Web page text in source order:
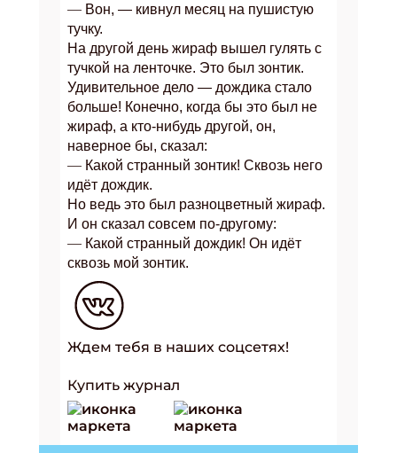
— Вон, — кивнул месяц на пушистую
тучку.
На другой день жираф вышел гулять с
тучкой на ленточке. Это был зонтик.
Удивительное дело — дождика стало
больше! Конечно, когда бы это был не
жираф, а кто-нибудь другой, он,
наверное бы, сказал:
— Какой странный зонтик! Сквозь него
идёт дождик.
Но ведь это был разноцветный жираф.
И он сказал совсем по-другому:
— Какой странный дождик! Он идёт
сквозь мой зонтик.
Ждем тебя в наших соцсетях!
Купить журнал